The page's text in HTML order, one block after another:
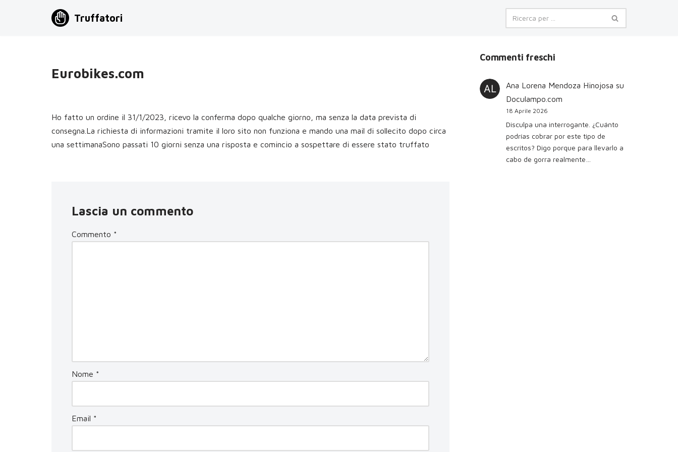
Truffatori
Eurobikes.com
Ho fatto un ordine il 31/1/2023, ricevo la conferma dopo qualche giorno, ma senza la data prevista di
consegna.La richiesta di informazioni tramite il loro sito non funziona e mando una mail di sollecito dopo circa
una settimanaSono passati 10 giorni senza una risposta e comincio a sospettare di essere stato truffato
Lascia un commento
Commento *
Nome *
Email *
Commenti freschi
Ana Lorena Mendoza Hinojosa su
Doculampo.com
18 Aprile 2026
Disculpa una interrogante. ¿Cuánto
podrías cobrar por este tipo de
escritos? Digo porque para llevarlo a
cabo de gorra realmente…